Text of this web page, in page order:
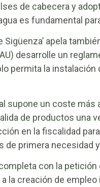
de cabecera y
es fundamental
Sigüenza’ apela
desarrolle un
permita la
supone un coste
de productos una
en la fiscalidad
de primera necesidad
con la
la creación de